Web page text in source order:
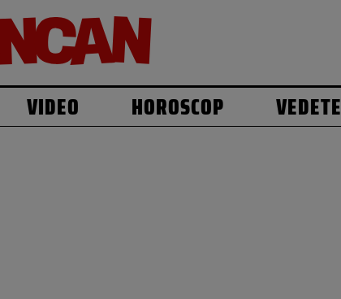
VIDEO HOROSCOP VEDETE